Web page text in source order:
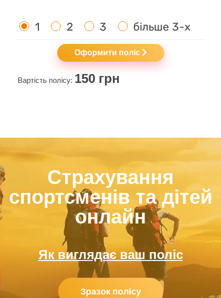
1 2 3 більше 3-х
Оформити поліс
Вартість полісу: 150 грн
Страхування
спортсменів та дітей
онлайн
Як виглядає ваш поліс
Зразок полісу